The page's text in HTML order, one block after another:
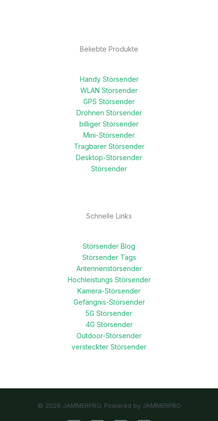
Beliebte Produkte
Handy Störsender
WLAN Störsender
GPS Störsender
Drohnen Störsender
billiger Störsender
Mini-Störsender
Tragbarer Störsender
Desktop-Störsender
Störsender
Schnelle Links
Störsender Blog
Störsender Tags
Antennenstörsender
Hochleistungs Störsender
Kamera-Störsender
Gefängnis-Störsender
5G Störsender
4G Störsender
Outdoor-Störsender
versteckter Störsender
© 2026 JAMMERPRO. Powered by JAMMERPRO